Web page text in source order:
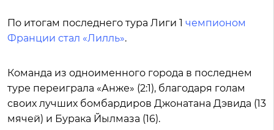
По итогам последнего тура Лиги 1 чемпионом
Франции стал «Лилль».
Команда из одноименного города в последнем
туре переиграла «Анже» (2:1), благодаря голам
своих лучших бомбардиров Джонатана Дэвида (13
мячей) и Бурака Йылмаза (16).